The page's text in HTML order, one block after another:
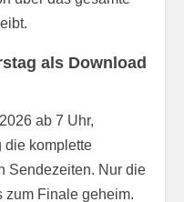
als Download
ab 7 Uhr,
die komplette
Sendezeiten. Nur die
zum Finale geheim.